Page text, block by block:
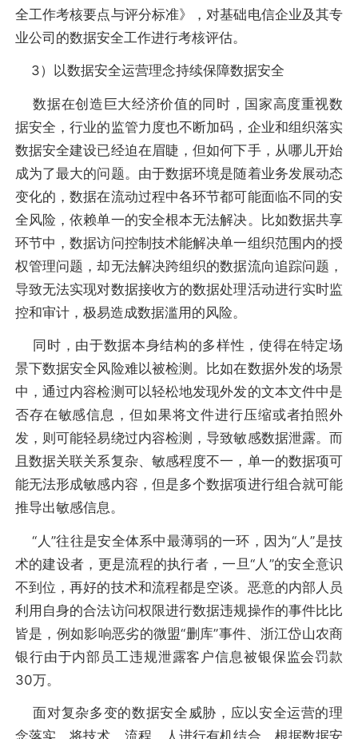
全工作考核要点与评分标准》，对基础电信企业及其专
业公司的数据安全工作进行考核评估。
3）以数据安全运营理念持续保障数据安全
数据在创造巨大经济价值的同时，国家高度重视数
据安全，行业的监管力度也不断加码，企业和组织落实
数据安全建设已经迫在眉睫，但如何下手，从哪儿开始
成为了最大的问题。由于数据环境是随着业务发展动态
变化的，数据在流动过程中各环节都可能面临不同的安
全风险，依赖单一的安全根本无法解决。比如数据共享
环节中，数据访问控制技术能解决单一组织范围内的授
权管理问题，却无法解决跨组织的数据流向追踪问题，
导致无法实现对数据接收方的数据处理活动进行实时监
控和审计，极易造成数据滥用的风险。
同时，由于数据本身结构的多样性，使得在特定场
景下数据安全风险难以被检测。比如在数据外发的场景
中，通过内容检测可以轻松地发现外发的文本文件中是
否存在敏感信息，但如果将文件进行压缩或者拍照外
发，则可能轻易绕过内容检测，导致敏感数据泄露。而
且数据关联关系复杂、敏感程度不一，单一的数据项可
能无法形成敏感内容，但是多个数据项进行组合就可能
推导出敏感信息。
“人”往往是安全体系中最薄弱的一环，因为“人”是技
术的建设者，更是流程的执行者，一旦“人”的安全意识
不到位，再好的技术和流程都是空谈。恶意的内部人员
利用自身的合法访问权限进行数据违规操作的事件比比
皆是，例如影响恶劣的微盟“删库”事件、浙江岱山农商
银行由于内部员工违规泄露客户信息被银保监会罚款
30万。
面对复杂多变的数据安全威胁，应以安全运营的理
念落实，将技术、流程、人进行有机结合，根据数据安